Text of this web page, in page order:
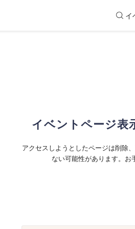
イ
イベントページ表
アクセスしようとしたページは削除
ない可能性があります。お